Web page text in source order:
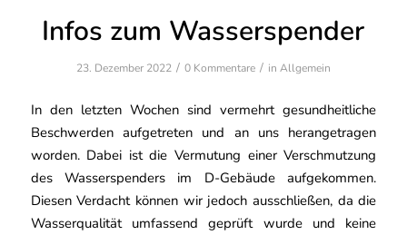
Infos zum Wasserspender
23. Dezember 2022 / 0 Kommentare / in Allgemein
In den letzten Wochen sind vermehrt gesundheitliche
Beschwerden aufgetreten und an uns herangetragen
worden. Dabei ist die Vermutung einer Verschmutzung
des Wasserspenders im D-Gebäude aufgekommen.
Diesen Verdacht können wir jedoch ausschließen, da die
Wasserqualität umfassend geprüft wurde und keine